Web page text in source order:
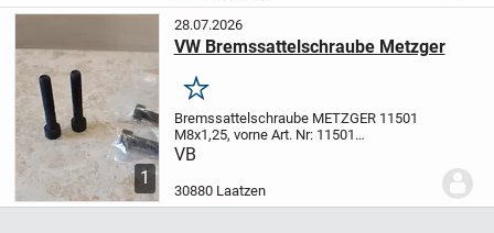
1
28.07.2026
VW Bremssattelschraube Metzger
Merken
Bremssattelschraube METZGER 11501
M8x1,25, vorne Art. Nr: 11501
Einbauposition:vorne
(VIN) bis:1G-N-300 000
Gewindemaß:M8...
VB
30880 Laatzen